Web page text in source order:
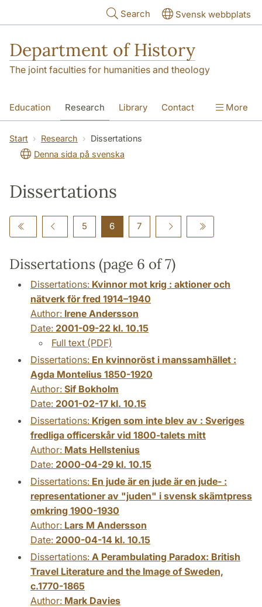
Search Svensk webbplats
Department of History
The joint faculties for humanities and theology
Education Research Library Contact
About the Department
More
Start Research
Dissertations
Denna sida på svenska
Dissertations
5 6 7
Dissertations (page 6 of 7)
Dissertations: Kvinnor mot krig : aktioner och
nätverk för fred 1914–1940
Author: Irene Andersson
Date: 2001-09-22 kl. 10.15
Full text (PDF)
Dissertations: En kvinnoröst i manssamhället :
Agda Montelius 1850-1920
Author: Sif Bokholm
Date: 2001-02-17 kl. 10.15
Dissertations: Krigen som inte blev av : Sveriges
fredliga officerskår vid 1800-talets mitt
Author: Mats Hellstenius
Date: 2000-04-29 kl. 10.15
Dissertations: En jude är en jude är en jude- :
representationer av "juden" i svensk skämtpress
omkring 1900-1930
Author: Lars M Andersson
Date: 2000-04-14 kl. 10.15
Dissertations: A Perambulating Paradox: British
Travel Literature and the Image of Sweden,
c.1770-1865
Author: Mark Davies